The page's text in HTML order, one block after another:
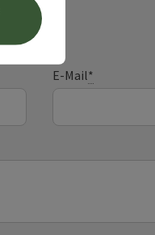
E-Mail*